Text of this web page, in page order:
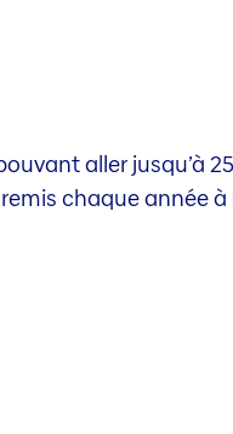
aller jusqu’à
chaque année à